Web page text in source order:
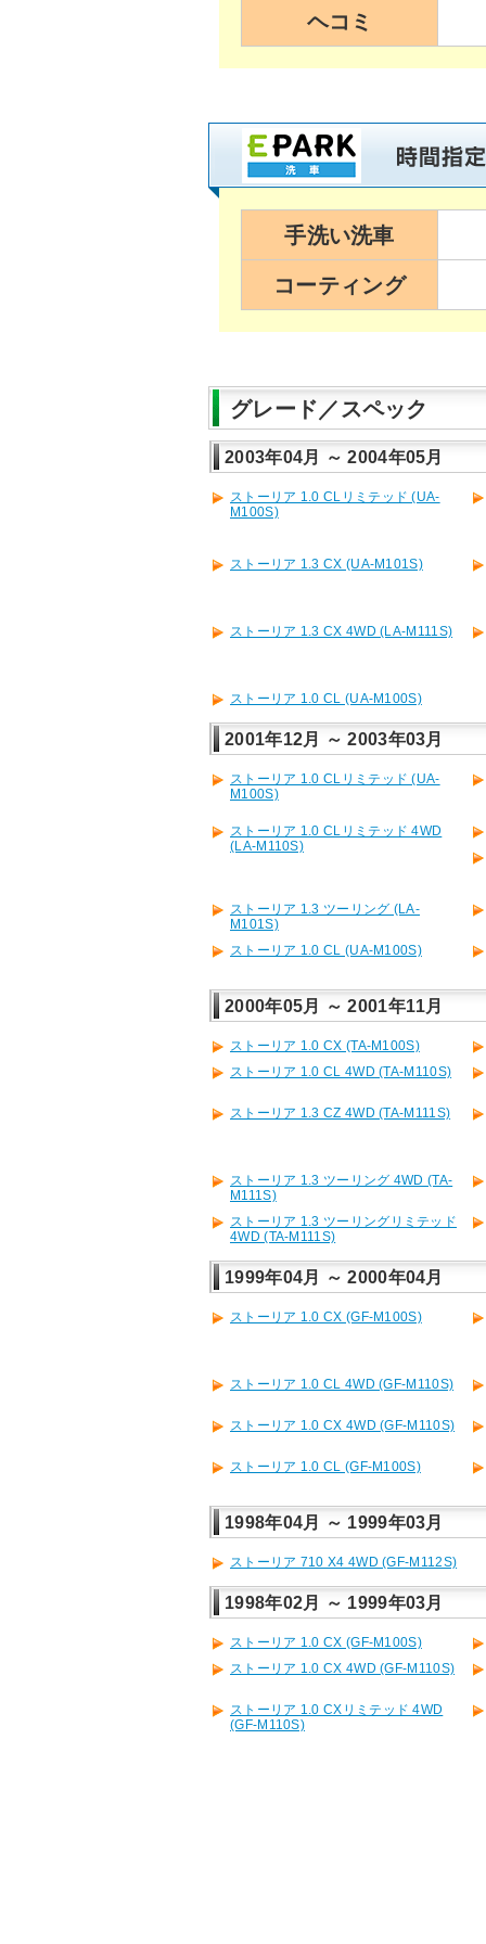
ヘコミ
手洗い洗車
コーティング
グレード／スペック
2003年04月 ～ 2004年05月
ストーリア 1.0 CLリミテッド (UA-
M100S)
ストーリア 1.3 CX (UA-M101S)
ストーリア 1.3 CX 4WD (LA-M111S)
ストーリア 1.0 CL (UA-M100S)
2001年12月 ～ 2003年03月
ストーリア 1.0 CLリミテッド (UA-
M100S)
ストーリア 1.0 CLリミテッド 4WD
(LA-M110S)
ストーリア 1.3 ツーリング (LA-
M101S)
ストーリア 1.0 CL (UA-M100S)
2000年05月 ～ 2001年11月
ストーリア 1.0 CX (TA-M100S)
ストーリア 1.0 CL 4WD (TA-M110S)
ストーリア 1.3 CZ 4WD (TA-M111S)
ストーリア 1.3 ツーリング 4WD (TA-
M111S)
ストーリア 1.3 ツーリングリミテッド
4WD (TA-M111S)
1999年04月 ～ 2000年04月
ストーリア 1.0 CX (GF-M100S)
ストーリア 1.0 CL 4WD (GF-M110S)
ストーリア 1.0 CX 4WD (GF-M110S)
ストーリア 1.0 CL (GF-M100S)
1998年04月 ～ 1999年03月
ストーリア 710 X4 4WD (GF-M112S)
1998年02月 ～ 1999年03月
ストーリア 1.0 CX (GF-M100S)
ストーリア 1.0 CX 4WD (GF-M110S)
ストーリア 1.0 CXリミテッド 4WD
(GF-M110S)